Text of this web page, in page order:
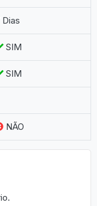
Dias
SIM
SIM
NÃO